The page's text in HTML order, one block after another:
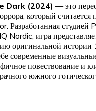
Dark (2024) — это
который
Разработанная
Nordic, игра
оригинальной
современные
повествование и
южного